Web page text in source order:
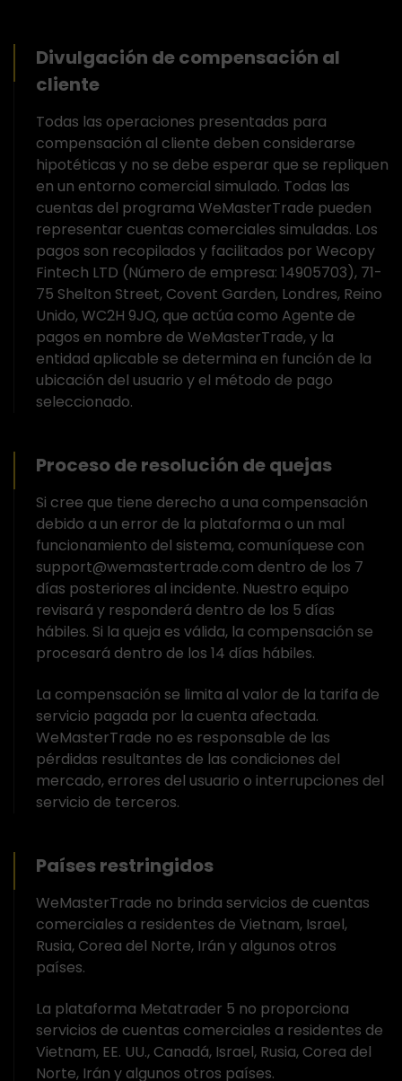
Divulgación de compensación al
cliente
Todas las operaciones presentadas para
compensación al cliente deben considerarse
hipotéticas y no se debe esperar que se repliquen
en un entorno comercial simulado. Todas las
cuentas del programa WeMasterTrade pueden
representar cuentas comerciales simuladas. Los
pagos son recopilados y facilitados por Wecopy
Fintech LTD (Número de empresa: 14905703), 71-
75 Shelton Street, Covent Garden, Londres, Reino
Unido, WC2H 9JQ, que actúa como Agente de
pagos en nombre de WeMasterTrade, y la
entidad aplicable se determina en función de la
ubicación del usuario y el método de pago
seleccionado.
Proceso de resolución de quejas
Si cree que tiene derecho a una compensación
debido a un error de la plataforma o un mal
funcionamiento del sistema, comuníquese con
support@wemastertrade.com dentro de los 7
días posteriores al incidente. Nuestro equipo
revisará y responderá dentro de los 5 días
hábiles. Si la queja es válida, la compensación se
procesará dentro de los 14 días hábiles.
La compensación se limita al valor de la tarifa de
servicio pagada por la cuenta afectada.
WeMasterTrade no es responsable de las
pérdidas resultantes de las condiciones del
mercado, errores del usuario o interrupciones del
servicio de terceros.
Países restringidos
WeMasterTrade no brinda servicios de cuentas
comerciales a residentes de Vietnam, Israel,
Rusia, Corea del Norte, Irán y algunos otros
países.
La plataforma Metatrader 5 no proporciona
servicios de cuentas comerciales a residentes de
Vietnam, EE. UU., Canadá, Israel, Rusia, Corea del
Norte, Irán y algunos otros países.